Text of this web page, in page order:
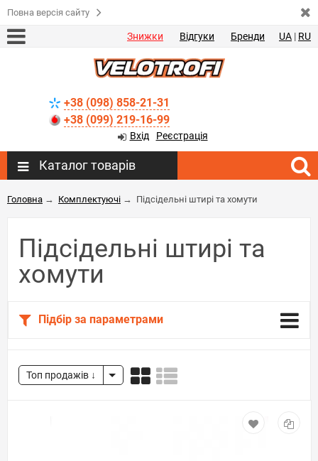
Повна версія сайту
Знижки Відгуки Бренди UA | RU
+38 (098) 858-21-31
+38 (099) 219-16-99
Вхід Реєстрація
Каталог товарів
Головна → Комплектуючі → Підсідельні штирі та хомути
Підсідельні штирі та
хомути
Підбір за параметрами
Топ продажів